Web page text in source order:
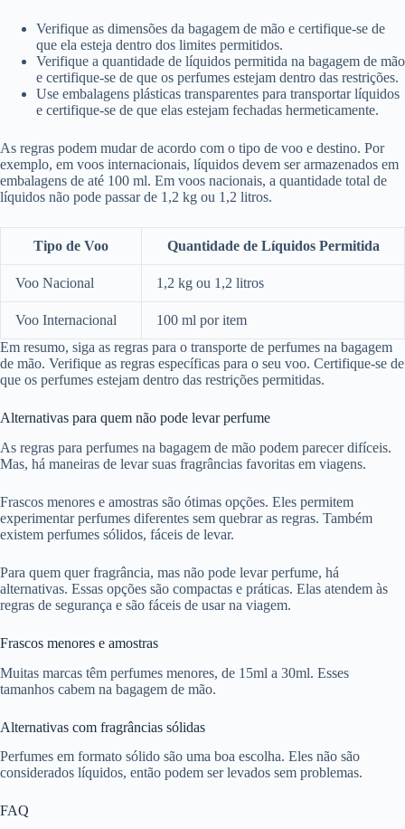
Verifique as dimensões da bagagem de mão e certifique-se de
que ela esteja dentro dos limites permitidos.
Verifique a quantidade de líquidos permitida na bagagem de mão
e certifique-se de que os perfumes estejam dentro das restrições.
Use embalagens plásticas transparentes para transportar líquidos
e certifique-se de que elas estejam fechadas hermeticamente.
As regras podem mudar de acordo com o tipo de voo e destino. Por
exemplo, em voos internacionais, líquidos devem ser armazenados em
embalagens de até 100 ml. Em voos nacionais, a quantidade total de
líquidos não pode passar de 1,2 kg ou 1,2 litros.
Tipo de Voo Quantidade de Líquidos Permitida
Voo Nacional 1,2 kg ou 1,2 litros
Voo Internacional
100 ml por item
Em resumo, siga as regras para o transporte de perfumes na bagagem
de mão. Verifique as regras específicas para o seu voo. Certifique-se de
que os perfumes estejam dentro das restrições permitidas.
Alternativas para quem não pode levar perfume
As regras para perfumes na bagagem de mão podem parecer difíceis.
Mas, há maneiras de levar suas fragrâncias favoritas em viagens.
Frascos menores e amostras são ótimas opções. Eles permitem
experimentar perfumes diferentes sem quebrar as regras. Também
existem perfumes sólidos, fáceis de levar.
Para quem quer fragrância, mas não pode levar perfume, há
alternativas. Essas opções são compactas e práticas. Elas atendem às
regras de segurança e são fáceis de usar na viagem.
Frascos menores e amostras
Muitas marcas têm perfumes menores, de 15ml a 30ml. Esses
tamanhos cabem na bagagem de mão.
Alternativas com fragrâncias sólidas
Perfumes em formato sólido são uma boa escolha. Eles não são
considerados líquidos, então podem ser levados sem problemas.
FAQ